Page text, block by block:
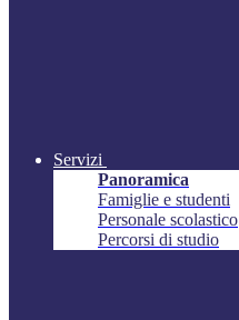
Servizi
Panoramica
Famiglie e studenti
Personale scolastico
Percorsi di studio